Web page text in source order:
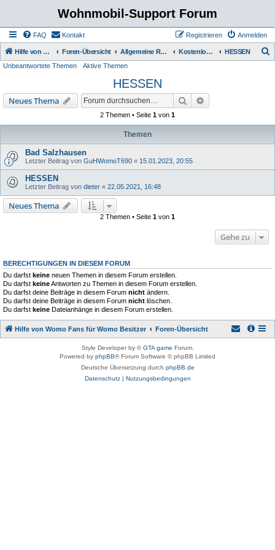
Wohnmobil-Support Forum
FAQ Kontakt Anmelden
Registrieren
Hilfe von Womo Fans für Womo Besitzer Foren-Übersicht Allgemeine Rubriken Kostenlose Stellplätze HESSEN
Unbeantwortete Themen Aktive Themen
HESSEN
Neues Thema Suche
2 Themen • Seite 1 von 1
Themen
Bad Salzhausen
Letzter Beitrag von GuHWomoT690 « 15.01.2023, 20:55
HESSEN
Letzter Beitrag von dieter « 22.05.2021, 16:48
Neues Thema
2 Themen • Seite 1 von 1
Gehe zu
BERECHTIGUNGEN IN DIESEM FORUM
Du darfst keine neuen Themen in diesem Forum erstellen.
Du darfst keineAntworten zu Themen in diesem Forum erstellen.
Du darfst deine Beiträge in diesem Forum nicht ändern.
Du darfst deine Beiträge in diesem Forum nicht löschen.
Du darfst keine Dateianhänge in diesem Forum erstellen.
Hilfe von Womo Fans für Womo Besitzer Foren-Übersicht
Style Developer by ©GTA game Forum.
Powered by phpBB® Forum Software © phpBB Limited
Deutsche Übersetzung durch phpBB.de
Datenschutz| Nutzungsbedingungen